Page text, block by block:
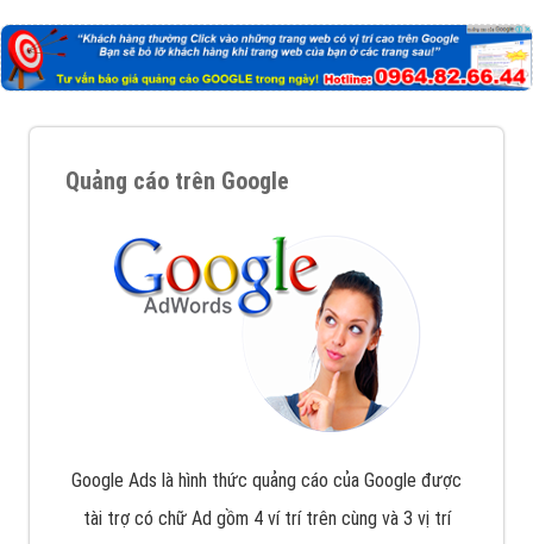
Quảng cáo trên Google
Google Ads là hình thức quảng cáo của Google được
tài trợ có chữ Ad gồm 4 ví trí trên cùng và 3 vị trí